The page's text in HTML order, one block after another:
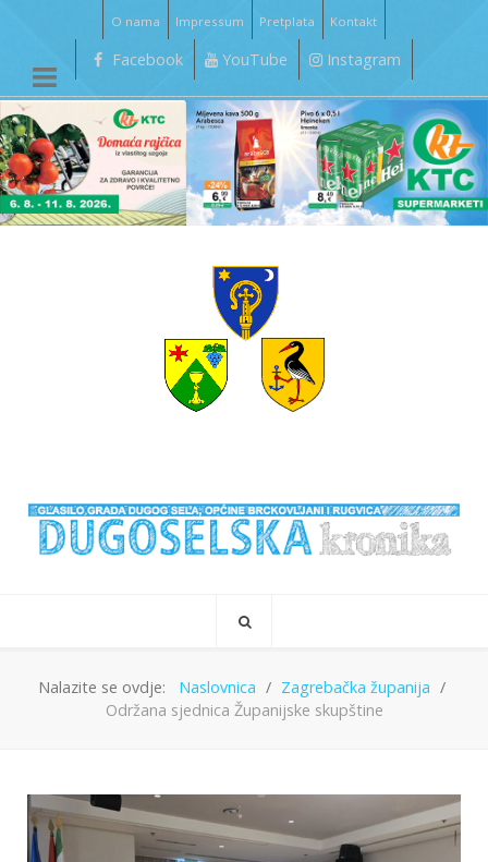
O nama Impressum Pretplata Kontakt
Facebook YouTube Instagram
Nalazite se ovdje: Naslovnica
Zagrebačka županija
Održana sjednica Županijske skupštine